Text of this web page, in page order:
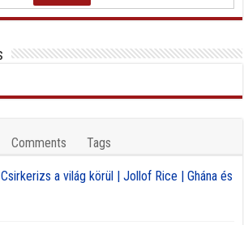
Comments Tags
a világ körül | Jollof Rice | Ghána és